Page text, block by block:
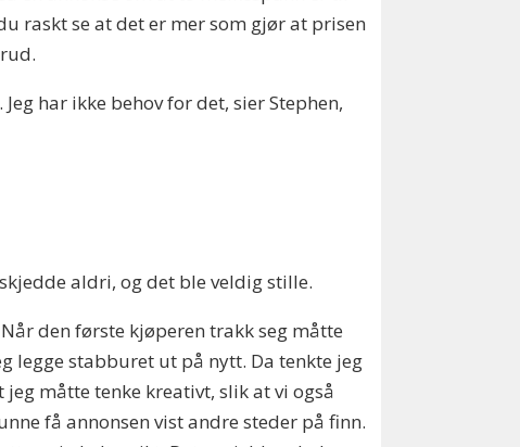
raskt se at det er mer som gjør at prisen
har ikke behov for det, sier Stephen,
aldri, og det ble veldig stille.
den første kjøperen trakk seg måtte
legge stabburet ut på nytt. Da tenkte jeg
jeg måtte tenke kreativt, slik at vi også
få annonsen vist andre steder på finn.